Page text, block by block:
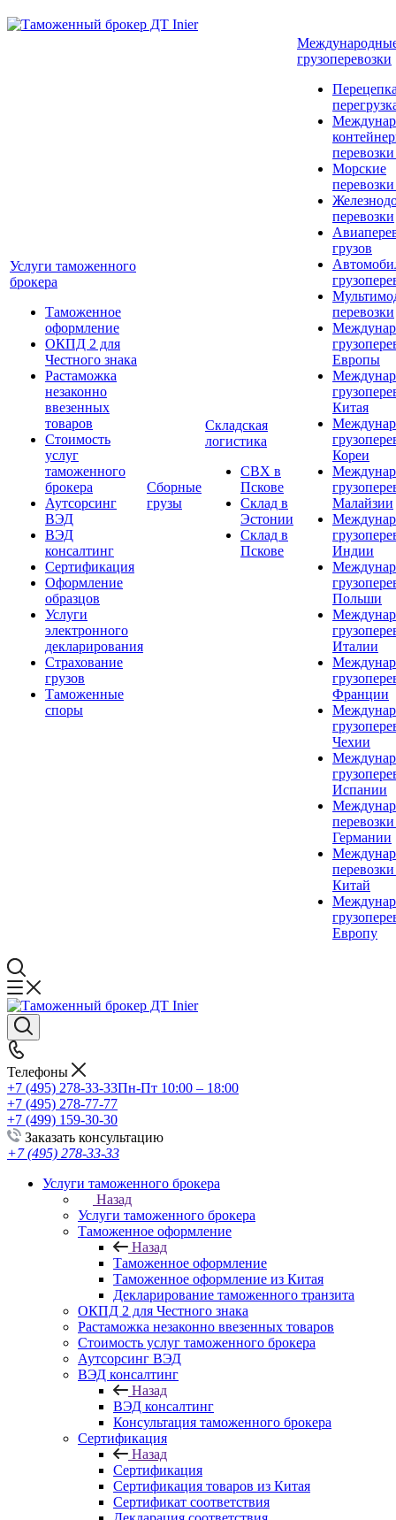
Услуги таможенного
брокера
Таможенное
оформление
ОКПД 2 для
Честного знака
Растаможка
незаконно
ввезенных
товаров
Стоимость
услуг
таможенного
брокера
Аутсорсинг
ВЭД
ВЭД
консалтинг
Сертификация
Оформление
образцов
Услуги
электронного
декларирования
Страхование
грузов
Таможенные
споры
Сборные
грузы
Складская
логистика
СВХ в
Пскове
Склад в
Эстонии
Склад в
Пскове
грузоперевозки
Морские
перевозки
грузов
перевозки
Европы
Китая
Кореи
Малайзии
Индии
Польши
Италии
Франции
Чехии
Испании
Германии
Китай
Европу
Телефоны
+7 (495) 278-33-33Пн-Пт 10:00 – 18:00
+7 (495) 278-77-77
+7 (499) 159-30-30
Заказать консультацию
+7 (495) 278-33-33
Услуги таможенного брокера
Назад
Услуги таможенного брокера
Таможенное оформление
Назад
Таможенное оформление
Таможенное оформление из Китая
Декларирование таможенного транзита
ОКПД 2 для Честного знака
Растаможка незаконно ввезенных товаров
Стоимость услуг таможенного брокера
Аутсорсинг ВЭД
ВЭД консалтинг
Назад
ВЭД консалтинг
Консультация таможенного брокера
Сертификация
Назад
Сертификация
Сертификация товаров из Китая
Сертификат соответствия